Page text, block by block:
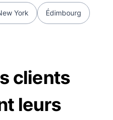
York Édimbourg
clients
leurs